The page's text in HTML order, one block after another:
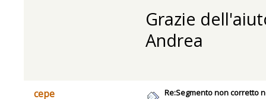
Grazie
Andrea
cepe Re:Segmento non corretto